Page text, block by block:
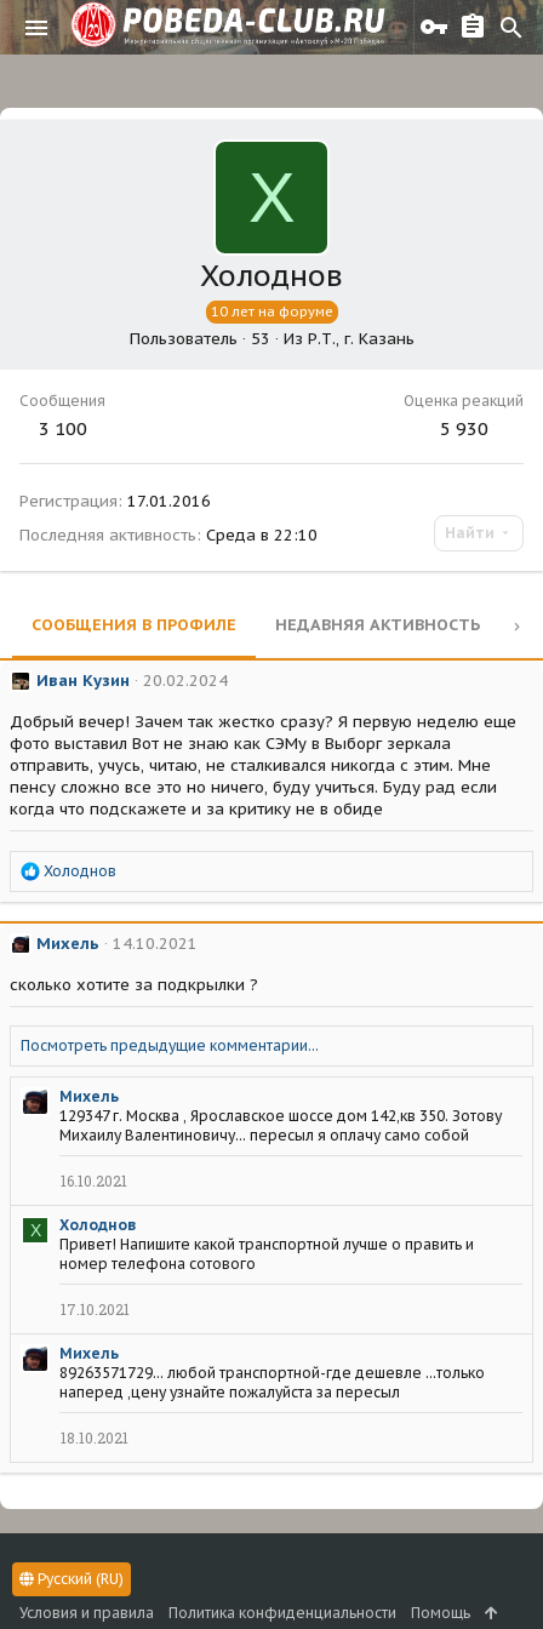
Х
Холоднов
10 лет на форуме
Пользователь · 53 · Из Р.Т., г. Казань
Сообщения
3 100
Оценка реакций
5 930
Регистрация 17.01.2016
Последняя активность Среда в 22:10 Найти
СООБЩЕНИЯ В ПРОФИЛЕ НЕДАВНЯЯ АКТИВНОСТЬ
Иван Кузин 20.02.2024
Добрый вечер! Зачем так жестко сразу? Я первую неделю еще
фото выставил Вот не знаю как СЭМу в Выборг зеркала
отправить, учусь, читаю, не сталкивался никогда с этим. Мне
пенсу сложно все это но ничего, буду учиться. Буду рад если
когда что подскажете и за критику не в обиде
Р
е
а
к
ц
и
:
Холоднов
Михель 14.10.2021
сколько хотите за подкрылки ?
Посмотреть предыдущие комментарии...
Михель
129347 г. Москва , Ярославское шоссе дом 142,кв 350. Зотову
Михаилу Валентиновичу... пересыл я оплачу само собой
16.10.2021
Х
Холоднов
Привет! Напишите какой транспортной лучше о править и
номер телефона сотового
17.10.2021
Михель
89263571729... любой транспортной-где дешевле ...только
наперед ,цену узнайте пожалуйста за пересыл
18.10.2021
Русский (RU)
Условия и правила
Политика конфиденциальности Помощь